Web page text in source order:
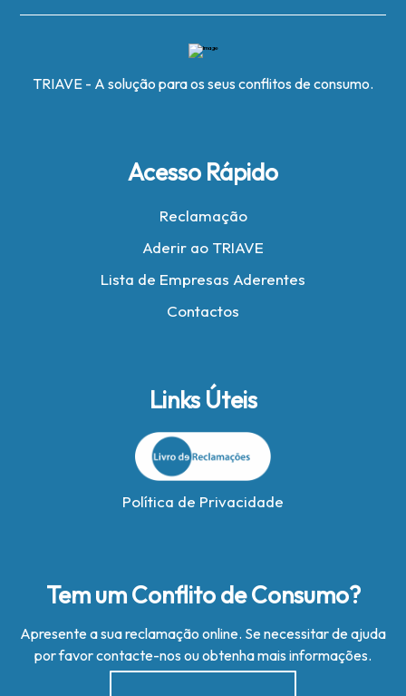
TRIAVE - A solução para os seus conflitos de consumo.
Acesso Rápido
Reclamação
Aderir ao TRIAVE
Lista de Empresas Aderentes
Contactos
Links Úteis
Política de Privacidade
Tem um Conflito de Consumo?
Apresente a sua reclamação online. Se necessitar de ajuda
por favor contacte-nos ou obtenha mais informações.